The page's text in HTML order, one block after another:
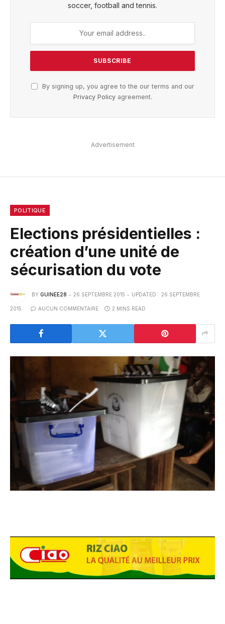
soccer, football and tennis.
By signing up, you agree to the our terms and our
Privacy Policyagreement.
Advertisement
POLITIQUE
Elections présidentielles :
création d’une unité de
sécurisation du vote
BY GUINEE28 26 SEPTEMBRE 2015 UPDATED: 26 SEPTEMBRE
2015 AUCUN COMMENTAIRE 2 MINS READ